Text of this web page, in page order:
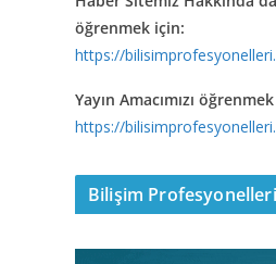
öğrenmek için:
https://
Yayın Amacımızı
https://
Bilişim